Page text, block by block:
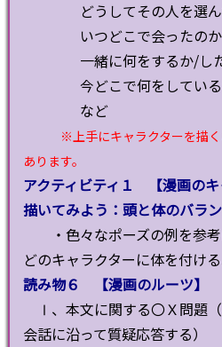
どうしてその人を選ん
いつどこで会ったのか
一緒に何をするか/し
今どこで何をしている
など
※上手にキャラクターを描く
あります。
アクティビティ１ 【漫画のキ
描いてみよう：頭と体のバラン
・色々なポーズの例を参考
どのキャラクターに体を付ける
読み物６ 【漫画のルーツ】
Ⅰ、本文に関する〇Ｘ問題
会話に沿って質疑応答する）